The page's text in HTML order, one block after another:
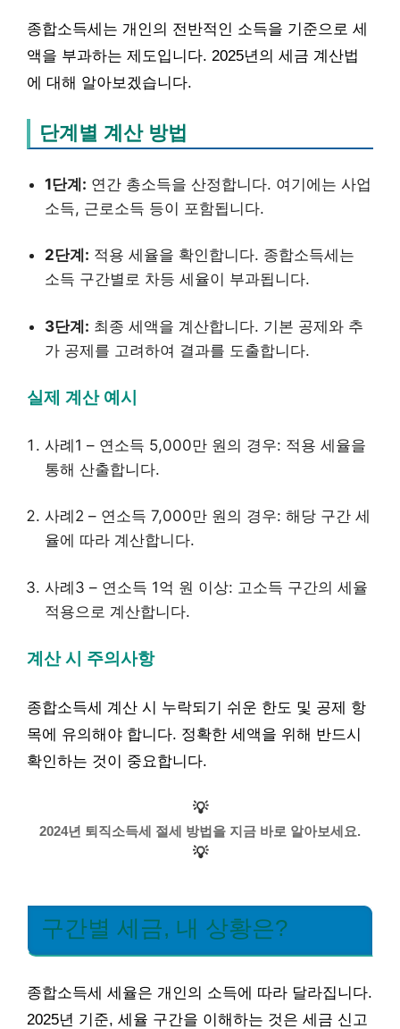
종합소득세는 개인의 전반적인 소득을 기준으로 세
액을 부과하는 제도입니다. 2025년의 세금 계산법
에 대해 알아보겠습니다.
단계별 계산 방법
1단계: 연간 총소득을 산정합니다. 여기에는 사업
소득, 근로소득 등이 포함됩니다.
2단계: 적용 세율을 확인합니다. 종합소득세는
소득 구간별로 차등 세율이 부과됩니다.
3단계: 최종 세액을 계산합니다. 기본 공제와 추
가 공제를 고려하여 결과를 도출합니다.
실제 계산 예시
사례1 – 연소득 5,000만 원의 경우: 적용 세율을
통해 산출합니다.
사례2 – 연소득 7,000만 원의 경우: 해당 구간 세
율에 따라 계산합니다.
사례3 – 연소득 1억 원 이상: 고소득 구간의 세율
적용으로 계산합니다.
계산 시 주의사항
종합소득세 계산 시 누락되기 쉬운 한도 및 공제 항
목에 유의해야 합니다. 정확한 세액을 위해 반드시
확인하는 것이 중요합니다.
💡
2024년 퇴직소득세 절세 방법을 지금 바로 알아보세요.
💡
구간별 세금, 내 상황은?
종합소득세 세율은 개인의 소득에 따라 달라집니다.
2025년 기준, 세율 구간을 이해하는 것은 세금 신고